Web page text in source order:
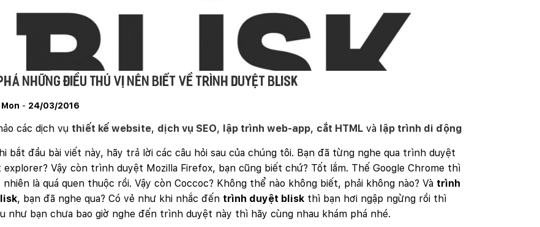
những điều thú vị nên biết về trình duyệt blisk
Mon - 24/03/2016
các dịch vụ thiết kế website, dịch vụ SEO, lập trình web-app, cắt HTMLvà lập trình di động
bắt đầu bài viết này, hãy trả lời các câu hỏi sau của chúng tôi. Bạn đã từng nghe qua trình duyệt
explorer? Vậy còn trình duyệt Mozilla Firefox, bạn cũng biết chứ? Tốt lắm. Thế Google Chrome thì
nhiên là quá quen thuộc rồi. Vậy còn Coccoc? Không thể nào không biết, phải không nào? Và trình
, bạn đã nghe qua? Có vẻ như khi nhắc đến trình duyệt bliskthì bạn hơi ngập ngừng rồi thì
như bạn chưa bao giờ nghe đến trình duyệt này thì hãy cùng nhau khám phá nhé.